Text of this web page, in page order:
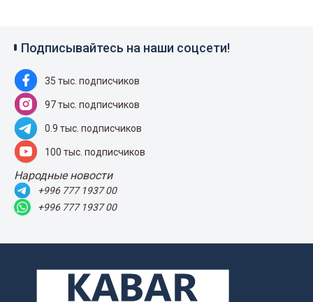
Подписывайтесь на наши соцсети!
35 тыс. подписчиков
97 тыс. подписчиков
0.9 тыс. подписчиков
100 тыс. подписчиков
Народные новости
+996 777 1937 00
+996 777 1937 00